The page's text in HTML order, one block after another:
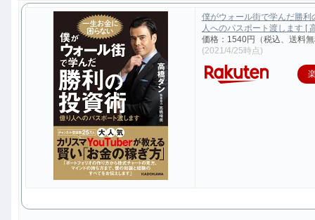
僕がウォール街で学んだ勝利
人へのパスポート渡します [
価格：1540円（税込、送料
(2021/4/25時点)